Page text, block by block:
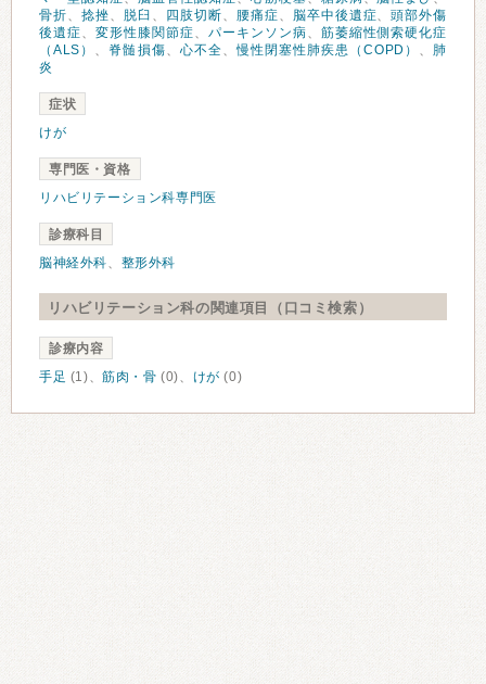
骨折、 捻挫、 脱臼 、 四肢切断、 腰痛症、 脳卒中後遺症、頭部外傷
後遺症、 変形性膝関節症、 パーキンソン病、 筋萎縮性側索硬化症
（ALS） 、 脊髄損傷、 心不全、慢性閉塞性肺疾患（COPD） 、 肺
炎
症状
けが
専門医・資格
リハビリテーション科専門医
診療科目
脳神経外科、 整形外科
リハビリテーション科の関連項目（口コミ検索）
診療内容
手足 (1)、筋肉・骨 (0)、 けが (0)